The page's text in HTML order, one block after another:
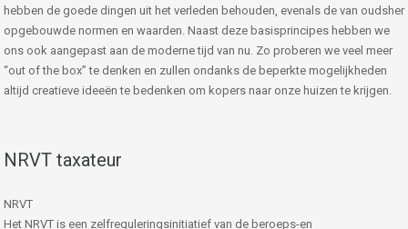
hebben de goede dingen uit het verleden behouden, evenals de van oudsher
opgebouwde normen en waarden. Naast deze basisprincipes hebben we
ons ook aangepast aan de moderne tijd van nu. Zo proberen we veel meer
“out of the box” te denken en zullen ondanks de beperkte mogelijkheden
altijd creatieve ideeën te bedenken om kopers naar onze huizen te krijgen.
NRVT taxateur
NRVT
Het NRVT is een zelfreguleringsinitiatief van de beroeps-en